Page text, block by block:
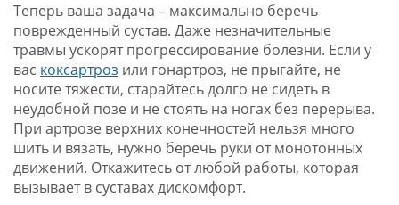
Теперь ваша задача – максимально беречь
поврежденный сустав. Даже незначительные
травмы ускорят прогрессирование болезни. Если у
вас коксартроз или гонартроз, не прыгайте, не
носите тяжести, старайтесь долго не сидеть в
неудобной позе и не стоять на ногах без перерыва.
При артрозе верхних конечностей нельзя много
шить и вязать, нужно беречь руки от монотонных
движений. Откажитесь от любой работы, которая
вызывает в суставах дискомфорт.